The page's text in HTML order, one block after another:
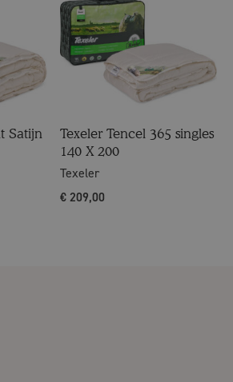
Satijn
Texeler Tencel 365 singles
140 X 200
Texeler
€ 209,00